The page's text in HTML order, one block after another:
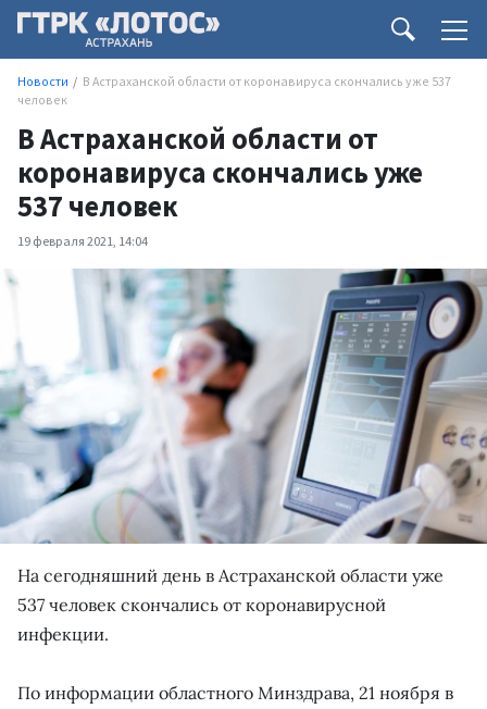
Новости
В Астраханской области от коронавируса скончались уже 537
человек
В Астраханской области от
коронавируса скончались уже
537 человек
19 февраля 2021, 14:04
На сегодняшний день в Астраханской области уже
537 человек скончались от коронавирусной
инфекции.
По информации областного Минздрава, 21 ноября в